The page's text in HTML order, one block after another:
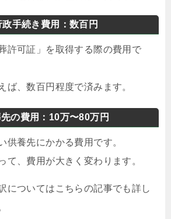
政手続き費用：数百円
許可証」を取得する際の費用で
ば、数百円程度で済みます。
の費用：10万〜80万円
供養先にかかる費用です。
て、費用が大きく変わります。
についてはこちらの記事でも詳し